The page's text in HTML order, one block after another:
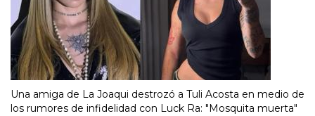
Una amiga de La Joaqui destrozó a Tuli Acosta en medio de
los rumores de infidelidad con Luck Ra: "Mosquita muerta"